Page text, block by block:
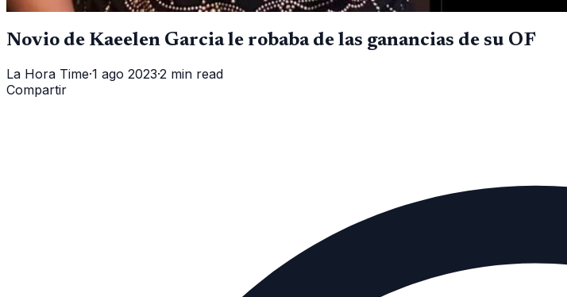
Novio de Kaeelen Garcia le robaba de las ganancias de su OF
La Hora Time·1 ago 2023·2 min read
Compartir